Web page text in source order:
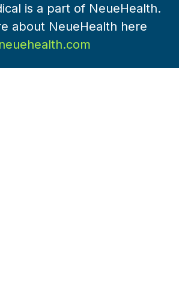
is a part of NeueHealth.
about NeueHealth here
neuehealth.com